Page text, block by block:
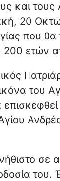
και
20
που θα
200 ετών
του
σε
του.